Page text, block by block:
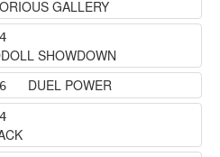
GALLERY
SHOWDOWN
DUEL POWER